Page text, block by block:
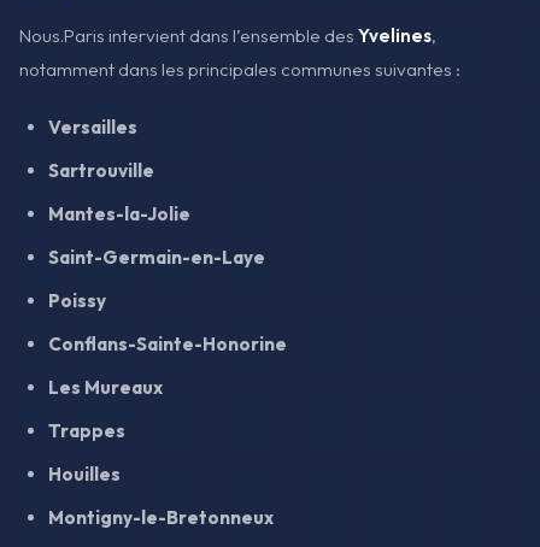
Nous.Paris intervient dans l’ensemble des Yvelines,
notamment dans les principales communes suivantes :
Versailles
Sartrouville
Mantes-la-Jolie
Saint-Germain-en-Laye
Poissy
Conflans-Sainte-Honorine
Les Mureaux
Trappes
Houilles
Montigny-le-Bretonneux